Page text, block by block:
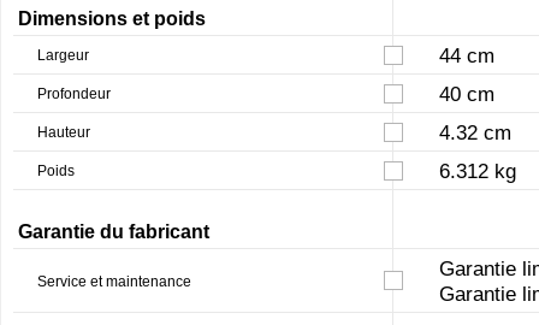
Dimensions et poids
Largeur 44 cm
Profondeur 40 cm
Hauteur 4.32 cm
Poids 6.312 kg
Garantie du fabricant
Service et maintenance
Garantie
Garantie